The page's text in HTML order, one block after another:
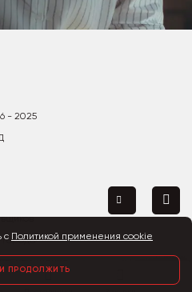
- 2025
с Политикой применения cookie
ПРОДОЛЖИТЬ